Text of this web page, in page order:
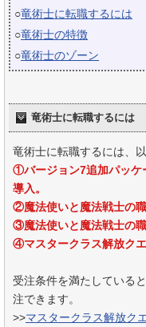
○竜術士に転職するには
○竜術士の特徴
○竜術士のゾーン
竜術士に転職するには
竜術士に転職するには、
①バージョン7追加パッケ
導入。
②魔法使いと魔法戦士の
③魔法使いと魔法戦士の
④マスタークラス解放クエ
受注条件を満たしている
注できます。
>>マスタークラス解放ク